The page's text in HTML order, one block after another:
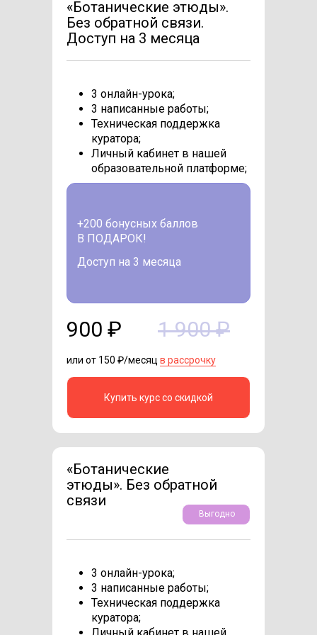
или от 150 ₽/месяц в рассрочку
3 онлайн-урока;
3 написанные работы;
Техническая поддержка
куратора;
Личный кабинет в нашей
образовательной платформе;
1 900 ₽
900 ₽
Купить курс со скидкой
«Ботанические этюды».
Без обратной связи.
Доступ на 3 месяца
+200 бонусных баллов
В ПОДАРОК!
Доступ на 3 месяца
3 онлайн-урока;
3 написанные работы;
Техническая поддержка
куратора;
Личный кабинет в нашей
«Ботанические
этюды». Без обратной
связи
Выгодно